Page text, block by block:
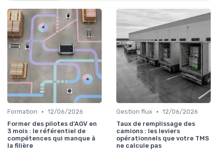
Formation • 12/06/2026
Former des pilotes d'AGV en
3 mois : le référentiel de
compétences qui manque à
la filière
Gestion flux • 12/06/2026
Taux de remplissage des
camions : les leviers
opérationnels que votre TMS
ne calcule pas